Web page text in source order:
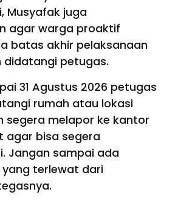
Musyafak juga
agar warga proaktif
batas akhir pelaksanaan
didatangi petugas.
31 Agustus 2026 petugas
rumah atau lokasi
segera melapor ke kantor
agar bisa segera
Jangan sampai ada
terlewat dari